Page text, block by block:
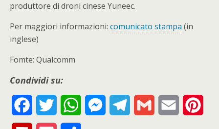
produttore di droni cinese Yuneec.
Per maggiori informazioni: comunicato stampa (in
inglese)
Fomte: Qualcomm
Condividi su:
a
w
W
M